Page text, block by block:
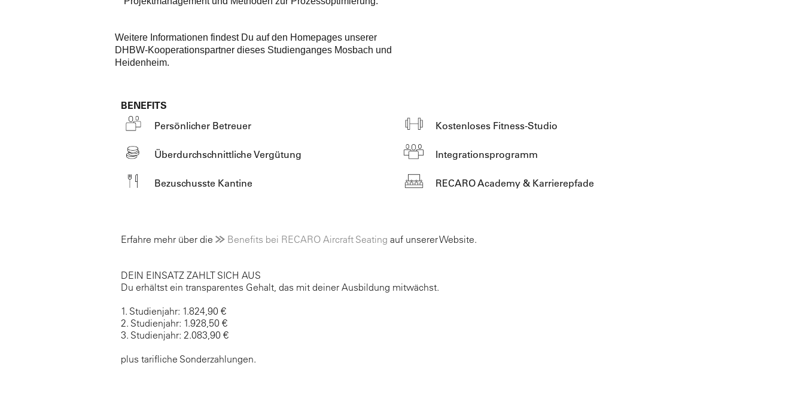
Weitere Informationen findest Du auf den Homepages unserer
DHBW-Kooperationspartner dieses Studienganges Mosbach und
Heidenheim.
BENEFITS
Persönlicher Betreuer
Kostenloses Fitness-Studio
Überdurchschnittliche Vergütung Integrationsprogramm
Bezuschusste Kantine RECARO Academy & Karrierepfade
Erfahre mehr über die Benefits bei RECARO Aircraft Seating auf unserer Website.
DEIN EINSATZ ZAHLT SICH AUS
Du erhältst ein transparentes Gehalt, das mit deiner Ausbildung mitwächst.
1. Studienjahr: 1.824,90 €
2. Studienjahr: 1.928,50 €
3. Studienjahr: 2.083,90 €
plus tarifliche Sonderzahlungen.